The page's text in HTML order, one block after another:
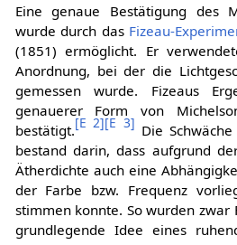
Eine genaue Bestätigung des
wurde durch das Fizeau-
(1851) ermöglicht. Er
Anordnung, bei der die
gemessen wurde. Fizeaus
genauerer Form von
bestätigt.[E 2][E 3] Die
bestand darin, dass aufgrund
Ätherdichte auch eine
der Farbe bzw. Frequenz
stimmen konnte. So wurden zwar
grundlegende Idee eines